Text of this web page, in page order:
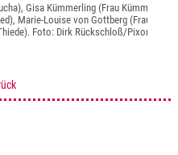
Gisa Kümmerling (Frau
Marie-Louise von Gottberg (Frau von
Foto: Dirk Rückschloß/Pixore